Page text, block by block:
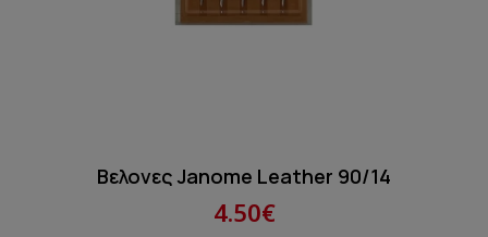
Βελονες Janome Leather 90/14
4.50€